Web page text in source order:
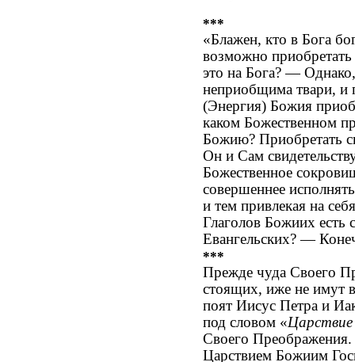
***
«Блажен, кто в Бога
возможно приобретать
это на Бога? —
неприобщима твари, и
(Энергия) Божия
каком Божественном
Божию? Приобретать
Он и Сам
Божественное
совершеннее
и тем привлекая на
Глаголов Божиих есть
Евангельских? —
***
Прежде чуда Своего
стоящих, иже не имут
поят Иисус Петра и
под словом «
Своего
Царствием Божиим